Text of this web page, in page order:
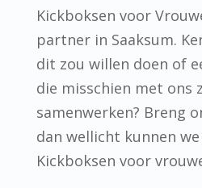
Kickboksen voor
partner in Saaksum.
dit zou willen doen of
die misschien met ons
samenwerken? Breng
dan wellicht kunnen
Kickboksen voor